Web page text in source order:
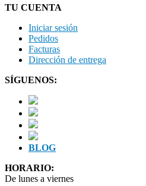
TU CUENTA
Iniciar sesión
Pedidos
Facturas
Dirección de entrega
SÍGUENOS:
BLOG
HORARIO:
De lunes a viernes